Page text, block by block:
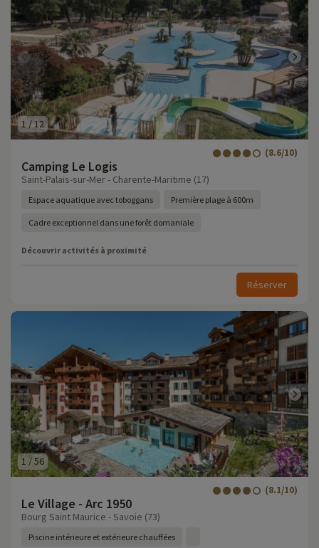
1 /12
Camping Le Logis
(8.6/10)
Saint-Palais-sur-Mer - Charente-Maritime (17)
Espace aquatique avec toboggans Première plage à 600m
Cadre exceptionnel dans une forêt domaniale
Découvrir activités à proximité
Réserver
1 /56
Le Village - Arc 1950
(8.1/10)
Bourg Saint Maurice - Savoie (73)
Piscine intérieure et extérieure chauffées